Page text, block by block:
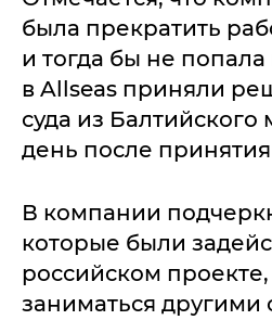
была прекратить
и тогда бы не
в Allseas приняли
суда из
день после
В компании
которые были
российском проекте,
заниматься другими